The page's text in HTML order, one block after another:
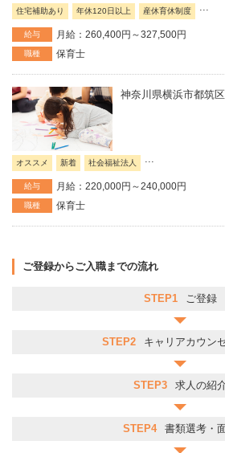
住宅補助あり 年休120日以上 産休育休制度 ...
給与 月給：260,400円～327,500円
職種 保育士
神奈川県横浜市都筑
オススメ 新着 社会福祉法人 ...
給与 月給：220,000円～240,000円
職種 保育士
ご登録からご入職までの流れ
STEP1 ご登録
STEP2 キャリアカウン
STEP3 求人の紹
STEP4 書類選考・